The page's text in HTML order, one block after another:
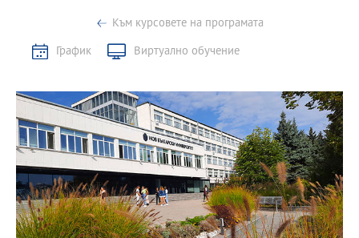
Към курсовете на програмата
График
Виртуално обучение